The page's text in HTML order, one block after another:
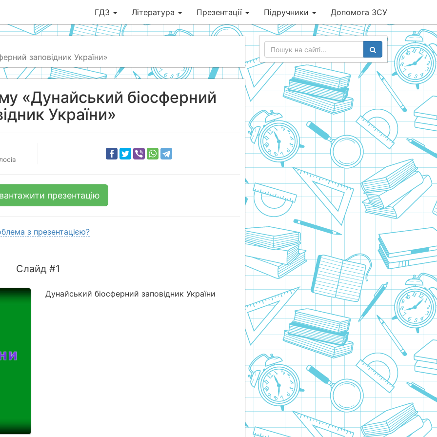
ГДЗ Література Презентації Підручники Допомога ЗСУ
заповідник України»
«Дунайський біосферний
України»
презентацію
з презентацією?
Слайд #1
Дунайський біосферний заповідник України